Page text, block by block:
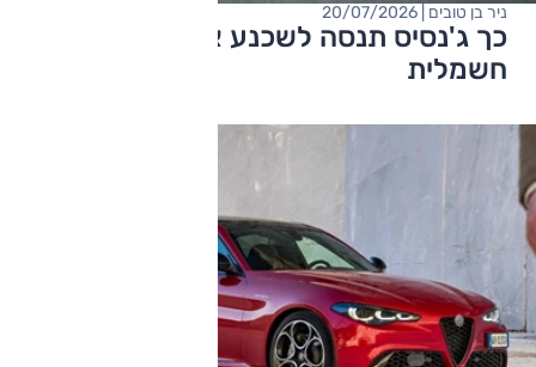
כך ג'נסיס תנסה לשכנע את מי שלא רוצה
חשמלית
ניר בן טובים | 20/07/2026